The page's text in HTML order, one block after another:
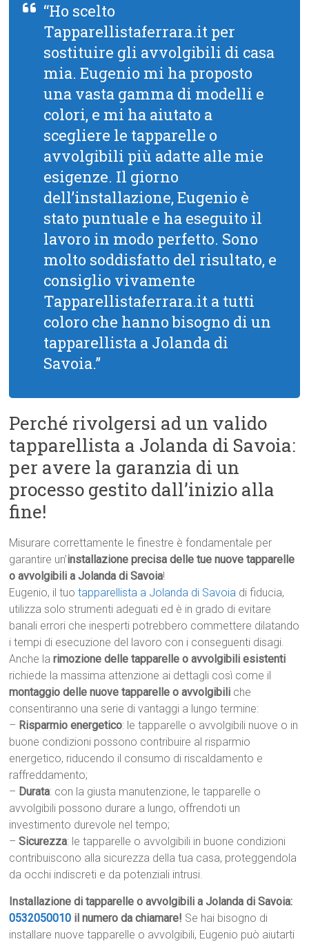
“Ho scelto
Tapparellistaferrara.it per
sostituire gli avvolgibili di casa
mia. Eugenio mi ha proposto
una vasta gamma di modelli e
colori, e mi ha aiutato a
scegliere le tapparelle o
avvolgibili più adatte alle mie
esigenze. Il giorno
dell’installazione, Eugenio è
stato puntuale e ha eseguito il
lavoro in modo perfetto. Sono
molto soddisfatto del risultato, e
consiglio vivamente
Tapparellistaferrara.it a tutti
coloro che hanno bisogno di un
tapparellista a Jolanda di
Savoia.”
Perché rivolgersi ad un valido
tapparellista a Jolanda di Savoia:
per avere la garanzia di un
processo gestito dall’inizio alla
fine!
Misurare correttamente le finestre è fondamentale per
garantire un’installazione precisa delle tue nuove tapparelle
o avvolgibili a Jolanda di Savoia!
Eugenio, il tuotapparellista a Jolanda di Savoia di fiducia,
utilizza solo strumenti adeguati ed è in grado di evitare
banali errori che inesperti potrebbero commettere dilatando
i tempi di esecuzione del lavoro con i conseguenti disagi.
Anche larimozione delle tapparelle o avvolgibili esistenti
richiede la massima attenzione ai dettagli così come il
montaggio delle nuove tapparelle o avvolgibili che
consentiranno una serie di vantaggi a lungo termine:
– Risparmio energetico: le tapparelle o avvolgibili nuove o in
buone condizioni possono contribuire al risparmio
energetico, riducendo il consumo di riscaldamento e
raffreddamento;
– Durata: con la giusta manutenzione, le tapparelle o
avvolgibili possono durare a lungo, offrendoti un
investimento durevole nel tempo;
–Sicurezza: le tapparelle o avvolgibili in buone condizioni
contribuiscono alla sicurezza della tua casa, proteggendola
da occhi indiscreti e da potenziali intrusi.
Installazione di tapparelle o avvolgibili a Jolanda di Savoia:
0532050010 il numero da chiamare! Se hai bisogno di
installare nuove tapparelle o avvolgibili, Eugenio può aiutarti